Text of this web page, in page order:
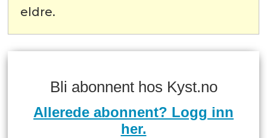
eldre.
Bli abonnent hos Kyst.no
Allerede abonnent? Logg inn
her.